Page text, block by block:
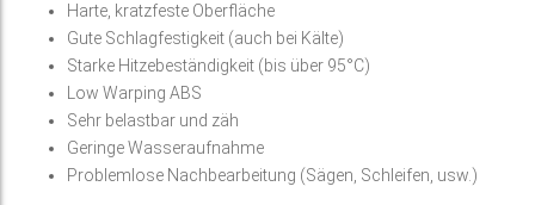
Harte, kratzfeste Oberfläche
Gute Schlagfestigkeit (auch bei Kälte)
Starke Hitzebeständigkeit (bis über 95°C)
Low Warping ABS
Sehr belastbar und zäh
Geringe Wasseraufnahme
Problemlose Nachbearbeitung (Sägen, Schleifen, usw.)